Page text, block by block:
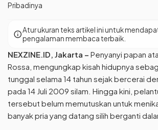
Pribadinya
infoAtur ukuran teks artikel ini untuk
pengalaman membaca terbaik.
NEXZINE.ID, Jakarta – Penyanyi papan
Rossa, mengungkap kisah hidupnya
tunggal selama 14 tahun sejak bercerai
pada 14 Juli 2009 silam. Hingga kini,
tersebut belum memutuskan untuk
banyak pria yang datang silih berganti